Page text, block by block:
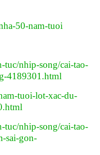
50-nam-tuoi
tuc/nhip-song/cai-tao-
4189301.html
tuoi-lot-xac-du-
tuc/nhip-song/cai-tao-
sai-gon-